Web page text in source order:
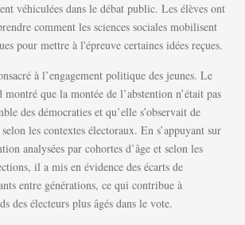
véhiculées dans le débat public. Les élèves ont
comment les sciences sociales mobilisent
pour mettre à l'épreuve certaines idées reçues.
à l’engagement politique des jeunes. Le
montré que la montée de l’abstention n’était pas
des démocraties et qu’elle s’observait de
les contextes électoraux. En s’appuyant sur
analysées par cohortes d’âge et selon les
il a mis en évidence des écarts de
entre générations, ce qui contribue à
des électeurs plus âgés dans le vote.